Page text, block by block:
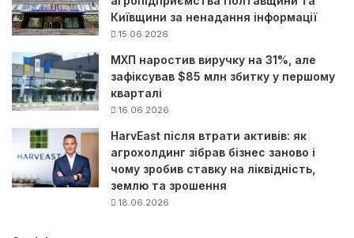
Київщини за ненадання інформації
15.06.2026
МХП наростив виручку на 31%, але
зафіксував $85 млн збитку у першому
кварталі
16.06.2026
HarvEast після втрати активів: як
агрохолдинг зібрав бізнес заново і
чому зробив ставку на ліквідність,
землю та зрошення
18.06.2026